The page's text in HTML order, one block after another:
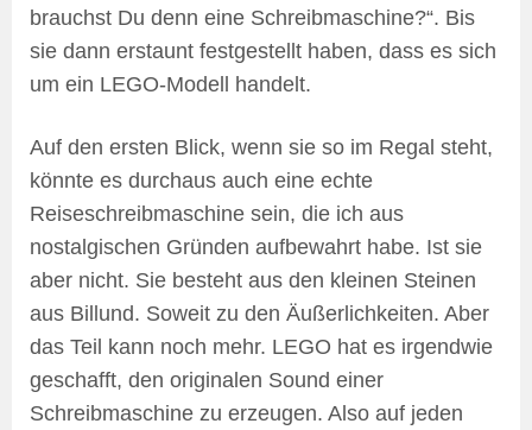
brauchst Du denn eine Schreibmaschine?“. Bis
sie dann erstaunt festgestellt haben, dass es sich
um ein LEGO-Modell handelt.
Auf den ersten Blick, wenn sie so im Regal steht,
könnte es durchaus auch eine echte
Reiseschreibmaschine sein, die ich aus
nostalgischen Gründen aufbewahrt habe. Ist sie
aber nicht. Sie besteht aus den kleinen Steinen
aus Billund. Soweit zu den Äußerlichkeiten. Aber
das Teil kann noch mehr. LEGO hat es irgendwie
geschafft, den originalen Sound einer
Schreibmaschine zu erzeugen. Also auf jeden